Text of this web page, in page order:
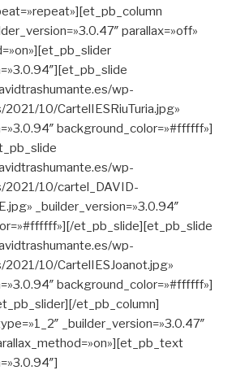
parallax=»off»
wp-
10/CartelIESRiuTuria.jpg»
background_color=»#ffffff»]
wp-
2021/10/cartel_DAVID-
_builder_version=»3.0.94″
et_pb_slide][et_pb_slide
wp-
10/CartelIESJoanot.jpg»
background_color=»#ffffff»]
et_pb_column]
_builder_version=»3.0.47″